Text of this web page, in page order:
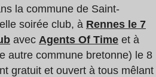
la commune de Saint-
soirée club, à Rennes le 7
avec Agents Of Time et à
autre commune bretonne) le 8
gratuit et ouvert à tous mêlant